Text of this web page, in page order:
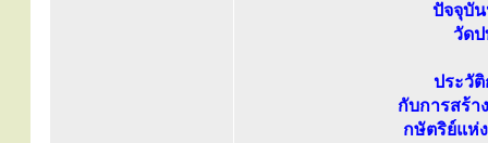
ปัจจุบั
วัดป
ประวั
กับการสร้า
กษัตริย์แห่